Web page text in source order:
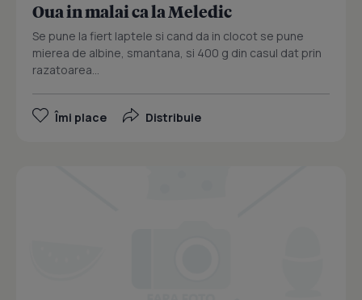
Oua in malai ca la Meledic
Se pune la fiert laptele si cand da in clocot se pune
mierea de albine, smantana, si 400 g din casul dat prin
razatoarea...
Îmi place Distribuie